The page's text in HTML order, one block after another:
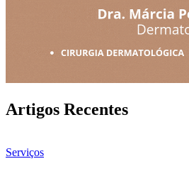
Artigos Recentes
Serviços